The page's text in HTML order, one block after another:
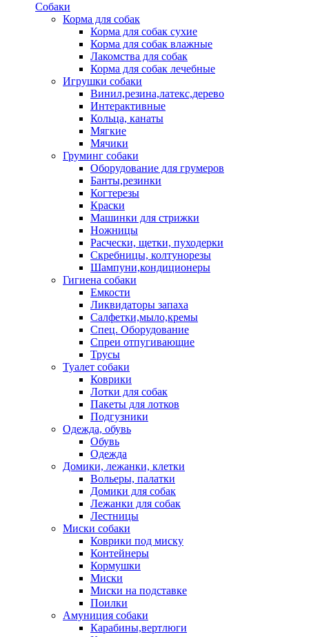
Собаки
Корма для собак
Корма для собак сухие
Корма для собак влажные
Лакомства для собак
Корма для собак лечебные
Игрушки собаки
Винил,резина,латекс,дерево
Интерактивные
Кольца, канаты
Мягкие
Мячики
Груминг собаки
Оборудование для грумеров
Банты,резинки
Когтерезы
Краски
Машинки для стрижки
Ножницы
Расчески, щетки, пуходерки
Скребницы, колтунорезы
Шампуни,кондиционеры
Гигиена собаки
Емкости
Ликвидаторы запаха
Салфетки,мыло,кремы
Спец. Оборудование
Спреи отпугивающие
Трусы
Туалет собаки
Коврики
Лотки для собак
Пакеты для лотков
Подгузники
Одежда, обувь
Обувь
Одежда
Домики, лежанки, клетки
Вольеры, палатки
Домики для собак
Лежанки для собак
Лестницы
Миски собаки
Коврики под миску
Контейнеры
Кормушки
Миски
Миски на подставке
Поилки
Амуниция собаки
Карабины,вертлюги